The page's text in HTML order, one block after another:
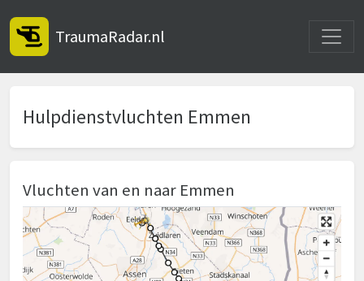
TraumaRadar.nl
Hulpdienstvluchten Emmen
Vluchten van en naar Emmen